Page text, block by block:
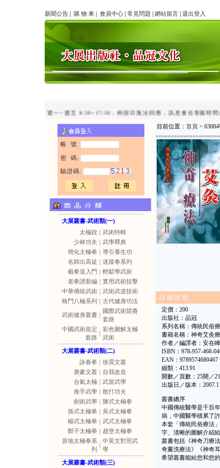
新聞公告 購 物 車 會員中心 常見問題 網站留言 退出登入
客服時間：週一~週五 8:30~17:30，例假日無法回應，訊息會在客服時間盡
帳 號:
密 碼:
驗證碼:
大展叢書-武術類(一)
太極跤
武術特輯
少林功夫
武學釋典
簡化太極拳
導引養生功
名師出高徒
迷蹤拳系列
截拳道入門
輕鬆學武術
老拳譜新編
實用武術技擊
中華傳統武術
武術武道技術
格鬥八極系列
古代健身功法
武術健身叢書
國際武術競賽
套路
中國武術規定
套路
彩色圖解太極
武術
大展叢書-武術類(二)
詠春拳
徐震文叢
唐豪文叢
自我改造
合氣太極
武當武學
推手武學
散打功夫
劍術武學
陳式太極拳
孫式太極拳
吳式太極拳
楊式太極拳
武式太極拳
鄭子太極拳
趙堡太極拳
原地太極拳系
列
中英文對照武
學
大展叢書-武術類(三)
目前位置： 首頁 >
詳 細 說 明
定價：200
出版社：品冠
系列名稱：傳統民俗
書籍名稱：神奇艾灸
作者／編譯者：安在峰
ISBN：978-957-468-
EAN：9789574680467
細類：413.91
開數／頁數：25開／
出版日／版本：
叢書總序
中國傳統醫學是千百
病，中國醫學積累了
本套「傳統民俗療法
字、清晰的圖解介紹
叢書包括《神奇刀療
奇薰洗療法》《神奇
希望叢書能給您和您